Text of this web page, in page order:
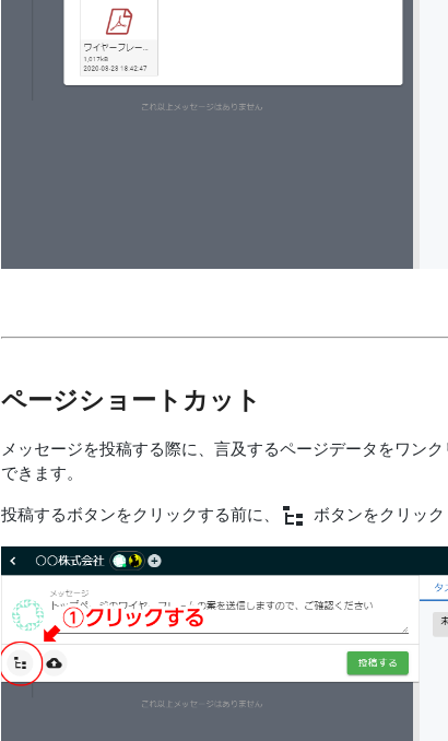
ページショートカット
メッセージを投稿する際に、言及するページデータをワン
できます。
投稿するボタンをクリックする前に、 ボタンをクリッ